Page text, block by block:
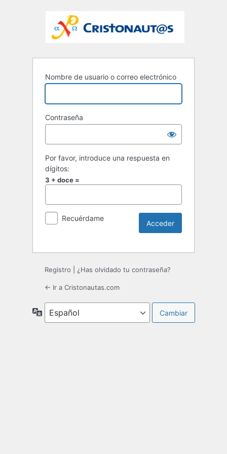
Nombre de usuario o correo electrónico
Contraseña
Por favor, introduce una respuesta en
dígitos:
3 + doce =
Recuérdame
Registro ¿Has olvidado tu contraseña?
← Ir a Cristonautas.com
Idioma